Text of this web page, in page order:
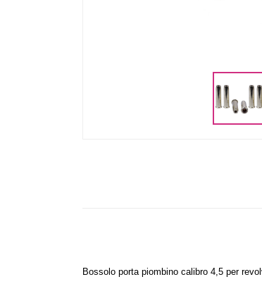
Bossolo porta piombino calibro 4,5 per